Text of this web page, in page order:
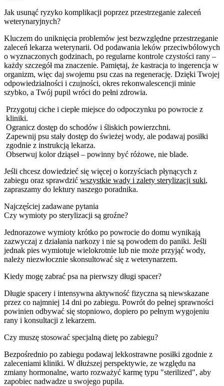
Jak usunąć ryzyko komplikacji poprzez przestrzeganie zaleceń
weterynaryjnych?
Kluczem do uniknięcia problemów jest bezwzględne przestrzeganie
zaleceń lekarza weterynarii. Od podawania leków przeciwbólowych
o wyznaczonych godzinach, po regularne kontrole czystości rany –
każdy szczegół ma znaczenie. Pamiętaj, że kastracja to ingerencja w
organizm, więc daj swojemu psu czas na regenerację. Dzięki Twojej
odpowiedzialności i czujności, okres rekonwalescencji minie
szybko, a Twój pupil wróci do pełni zdrowia.
Przygotuj ciche i ciepłe miejsce do odpoczynku po powrocie z
kliniki.
Ogranicz dostęp do schodów i śliskich powierzchni.
Zapewnij psu stały dostęp do świeżej wody, ale podawaj posiłki
zgodnie z instrukcją lekarza.
Obserwuj kolor dziąseł – powinny być różowe, nie blade.
Jeśli chcesz dowiedzieć się więcej o korzyściach płynących z
zabiegu oraz sprawdzić wszystkie wady i zalety sterylizacji suki,
zapraszamy do lektury naszego poradnika.
Najczęściej zadawane pytania
Czy wymioty po sterylizacji są groźne?
Jednorazowe wymioty krótko po powrocie do domu wynikają
zazwyczaj z działania narkozy i nie są powodem do paniki. Jeśli
jednak pies wymiotuje wielokrotnie lub nie może przyjąć wody,
należy niezwłocznie skonsultować się z weterynarzem.
Kiedy mogę zabrać psa na pierwszy długi spacer?
Długie spacery i intensywna aktywność fizyczna są niewskazane
przez co najmniej 14 dni po zabiegu. Powrót do pełnej sprawności
powinien odbywać się stopniowo, dopiero po pełnym wygojeniu
rany i konsultacji z lekarzem.
Czy muszę stosować specjalną dietę po zabiegu?
Bezpośrednio po zabiegu podawaj lekkostrawne posiłki zgodnie z
zaleceniami kliniki. W dłuższej perspektywie, ze względu na
zmiany hormonalne, warto rozważyć karmę typu "sterilized", aby
zapobiec nadwadze u swojego pupila.